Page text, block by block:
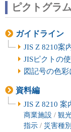
ピクトグラム
ガイドライン
JIS Z 8210案
JISピクトの
図記号の色彩
資料編
JIS Z 8210 案
商業施設 / 観
指示/ 災害種